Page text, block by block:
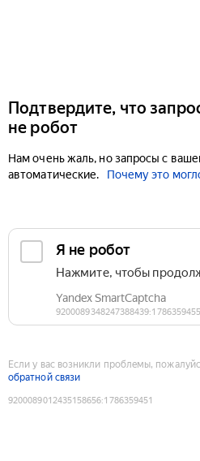
Подтвердите, что
не робот
Нам очень жаль, но запросы с
автоматические.
Почему это
Если у вас возникли проблемы,
обратной связи
9200089012435158656:1786359451